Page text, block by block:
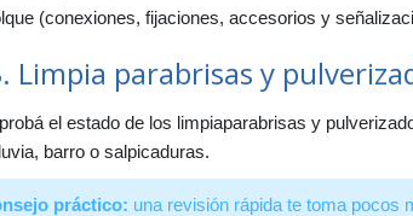
(conexiones, fijaciones, accesorios y
Limpia parabrisas y
el estado de los limpiaparabrisas y
barro o salpicaduras.
práctico: una revisión rápida te toma pocos